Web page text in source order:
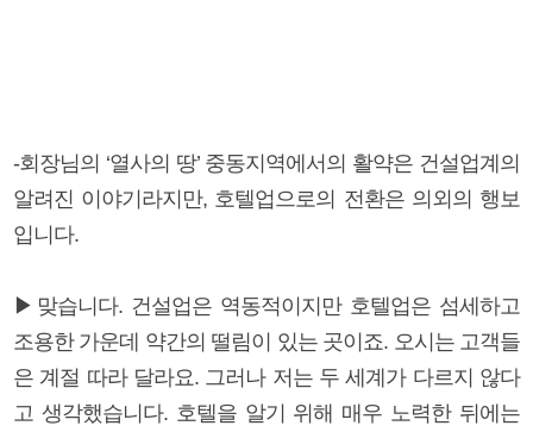
-회장님의 ‘열사의 땅’ 중동지역에서의 활약은 건설업계의
알려진 이야기라지만, 호텔업으로의 전환은 의외의 행보
입니다.
▶맞습니다. 건설업은 역동적이지만 호텔업은 섬세하고
조용한 가운데 약간의 떨림이 있는 곳이죠. 오시는 고객들
은 계절 따라 달라요. 그러나 저는 두 세계가 다르지 않다
고 생각했습니다. 호텔을 알기 위해 매우 노력한 뒤에는